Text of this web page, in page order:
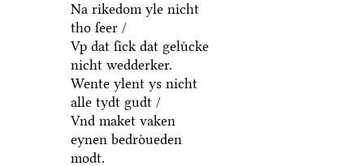
Na rikedom yle nicht
tho ſeer /
Vp dat ſick dat geluͤcke
nicht wedderker.
Wente ylent ys nicht
alle tydt gudt /
Vnd maket vaken
eynen bedroͤueden
modt.